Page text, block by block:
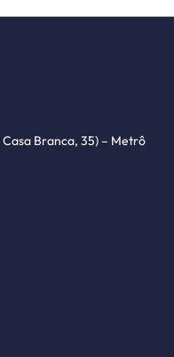
Branca, 35) – Metrô